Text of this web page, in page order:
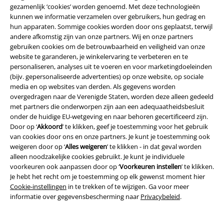
gezamenlijk ‘cookies’ worden genoemd. Met deze technologieën
kunnen we informatie verzamelen over gebruikers, hun gedrag en
hun apparaten. Sommige cookies worden door ons geplaatst, terwijl
andere afkomstig zijn van onze partners. Wij en onze partners
gebruiken cookies om de betrouwbaarheid en veiligheid van onze
website te garanderen, je winkelervaring te verbeteren en te
personaliseren, analyses uit te voeren en voor marketingdoeleinden
(bijv. gepersonaliseerde advertenties) op onze website, op sociale
media en op websites van derden. Als gegevens worden
overgedragen naar de Verenigde Staten, worden deze alleen gedeeld
met partners die onderworpen zijn aan een adequaatheidsbesluit
onder de huidige EU-wetgeving en naar behoren gecertificeerd zijn.
Door op ‘Akkoord’ te klikken, geef je toestemming voor het gebruik
van cookies door ons en onze partners. Je kunt je toestemming ook
weigeren door op ‘Alles weigeren’ te klikken - in dat geval worden
alleen noodzakelijke cookies gebruikt. Je kunt je individuele
voorkeuren ook aanpassen door op ‘Voorkeuren instellen’ te klikken.
Je hebt het recht om je toestemming op elk gewenst moment hier
Cookie-instellingen in te trekken of te wijzigen. Ga voor meer
informatie over gegevensbescherming naar Privacybeleid.
Retourvoorwaarden
Retourneer item
Algemene maat info
Annuleer mijn BSC-lidmaatschap
Betaalmethodes
Overige acties
Prijsvragen
Large Cadeaubonnen